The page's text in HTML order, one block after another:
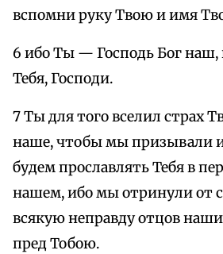
вспомни руку Твою и имя
6 ибо Ты — Господь Бог
Тебя, Господи.
7 Ты для того вселил страх
наше, чтобы мы призывали
будем прославлять Тебя в
нашем, ибо мы отринули от
всякую неправду отцов
пред Тобою.